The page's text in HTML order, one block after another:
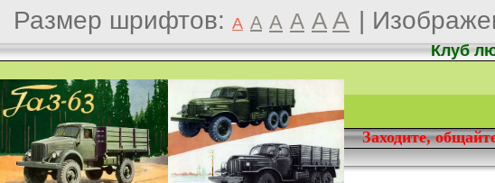
Размер шрифтов: A A A A A A |
Клуб
Заходите,